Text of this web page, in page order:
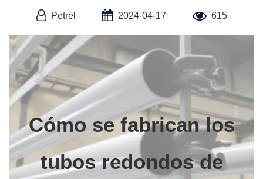
Petrel 2024-04-17 615
Cómo se fabrican los
tubos redondos de